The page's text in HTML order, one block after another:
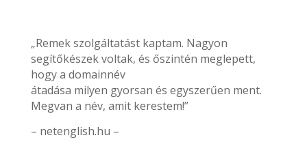
„Remek szolgáltatást kaptam. Nagyon
segítőkészek voltak, és őszintén meglepett,
hogy a domainnév
átadása milyen gyorsan és egyszerűen ment.
Megvan a név, amit kerestem!”
– netenglish.hu –